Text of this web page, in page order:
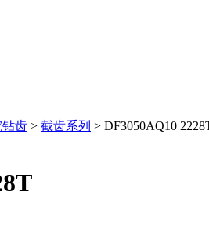
齿 > 截齿系列 > DF3050AQ10